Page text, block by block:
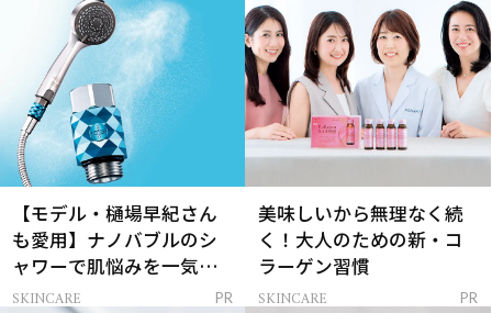
【モデル・樋場早紀さん
も愛用】ナノバブルのシ
ャワーで肌悩みを一気に
解決
SKINCARE PR
美味しいから無理なく続
く！大人のための新・コ
ラーゲン習慣
SKINCARE PR